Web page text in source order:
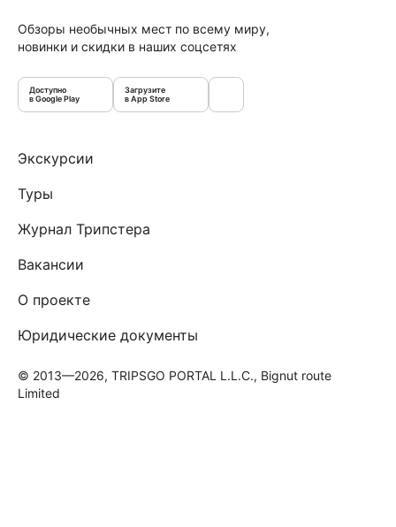
Обзоры необычных мест по всему миру,
новинки и скидки в наших соцсетях
Доступно
в Google Play
Загрузите
в App Store
Экскурсии
Туры
Журнал Трипстера
Вакансии
О проекте
Юридические документы
© 2013—2026, TRIPSGO PORTAL L.L.C., Bignut route
Limited